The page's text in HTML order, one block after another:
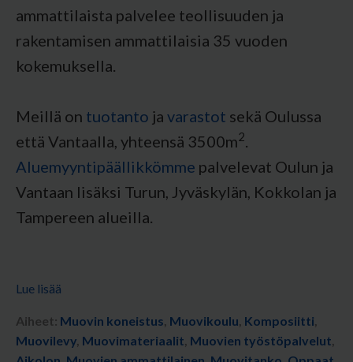
ammattilaista palvelee teollisuuden ja
rakentamisen ammattilaisia 35 vuoden
kokemuksella.
Meillä on tuotanto ja varastot sekä Oulussa
että Vantaalla, yhteensä 3500m2
Aluemyyntipäällikkömme palvelevat Oulun ja
Vantaan lisäksi Turun, Jyväskylän, Kokkolan ja
Tampereen alueilla.
Lue lisää
Aiheet: Muovin koneistus Muovikoulu Komposiitti
Muovilevy Muovimateriaalit Muovien työstöpalvelut